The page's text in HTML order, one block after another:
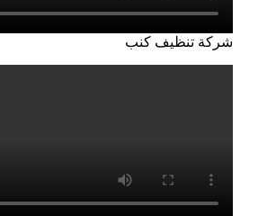
شركة تنظيف كنب